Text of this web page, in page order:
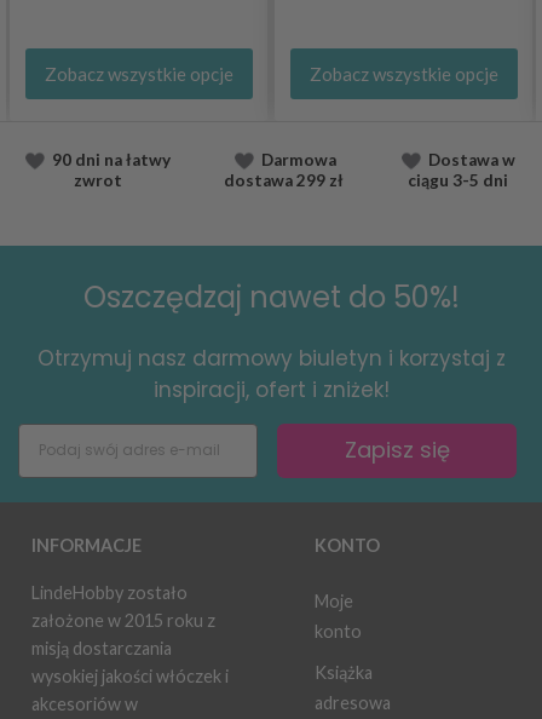
Zobacz wszystkie opcje Zobacz wszystkie opcje
90 dni na łatwy
zwrot
Darmowa
dostawa299 zł
Dostawaw
ciągu 3-5 dni
Oszczędzaj nawet do 50%!
Otrzymuj nasz darmowy biuletyn i korzystaj z
inspiracji, ofert i zniżek!
Zapisz się
INFORMACJE
LindeHobby zostało
założone w 2015 roku z
misją dostarczania
wysokiej jakości włóczek i
akcesoriów w
KONTO
Moje
konto
Książka
adresowa